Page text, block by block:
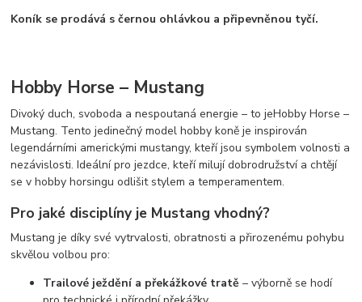
Koník se prodává s černou ohlávkou a připevněnou tyčí.
Hobby Horse – Mustang
Divoký duch, svoboda a nespoutaná energie – to jeHobby Horse –
Mustang. Tento jedinečný model hobby koně je inspirován
legendárními americkými mustangy, kteří jsou symbolem volnosti a
nezávislosti. Ideální pro jezdce, kteří milují dobrodružství a chtějí
se v hobby horsingu odlišit stylem a temperamentem.
Pro jaké disciplíny je Mustang vhodný?
Mustang je díky své vytrvalosti, obratnosti a přirozenému pohybu
skvělou volbou pro:
Trailové ježdění a překážkové tratě – výborně se hodí